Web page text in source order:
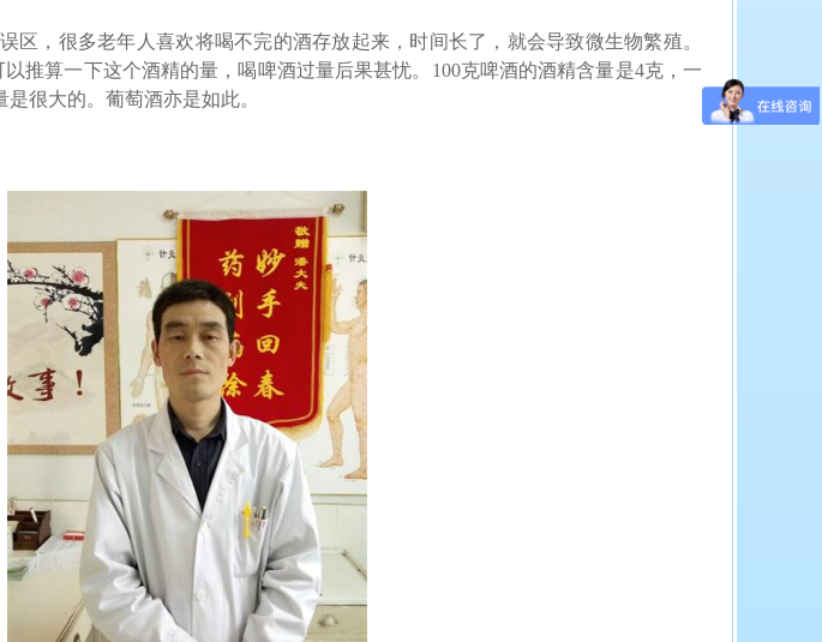
区，很多老年人喜欢将喝不完的酒存放起来，时间长了，就会导致微生物繁殖。
推算一下这个酒精的量，喝啤酒过量后果甚忧。 100克啤酒的酒精含量是4克，一
很大的。葡萄酒亦是如此。